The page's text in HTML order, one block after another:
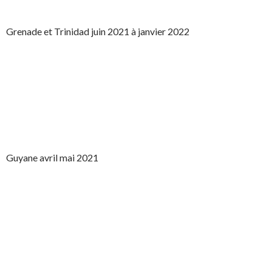
Grenade et Trinidad juin 2021 à janvier 2022
Guyane avril mai 2021